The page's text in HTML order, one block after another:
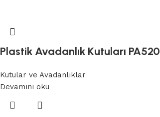
Plastik Avadanlık Kutuları PA520
Kutular ve Avadanlıklar
Devamını oku